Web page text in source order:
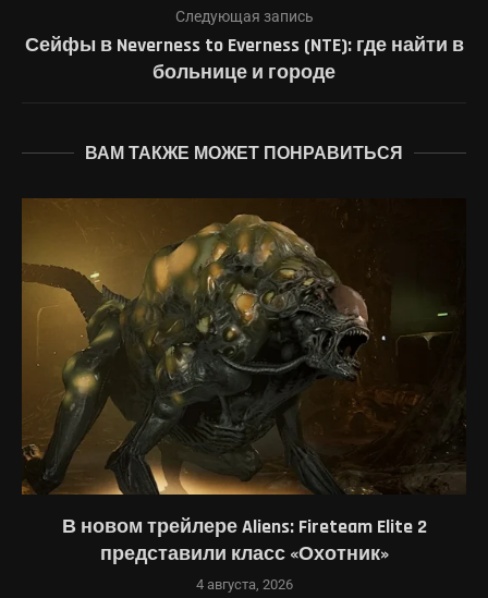
Следующая запись
Сейфы в Neverness to Everness (NTE): где найти в
больнице и городе
ВАМ ТАКЖЕ МОЖЕТ ПОНРАВИТЬСЯ
В новом трейлере Aliens: Fireteam Elite 2
представили класс «Охотник»
4 августа, 2026